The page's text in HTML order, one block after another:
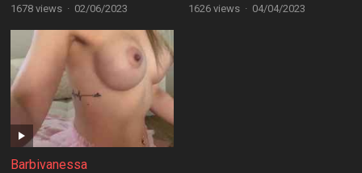
1678 views · 02/06/2023 1626 views · 04/04/2023
Barbivanessa